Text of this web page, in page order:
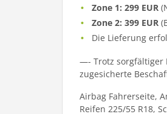
Zone 1: 299 EUR
Zone 2: 399 EUR
Die Lieferung
—- Trotz sorgfältiger
zugesicherte
Airbag Fahrerseite,
Reifen 225/55 R18,